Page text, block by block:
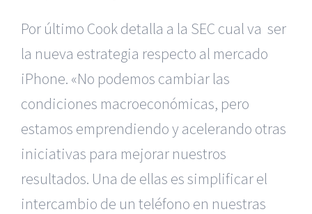
Por último Cook detalla a la SEC cual va ser
la nueva estrategia respecto al mercado
iPhone. «No podemos cambiar las
condiciones macroeconómicas, pero
estamos emprendiendo y acelerando otras
iniciativas para mejorar nuestros
resultados. Una de ellas es simplificar el
intercambio de un teléfono en nuestras